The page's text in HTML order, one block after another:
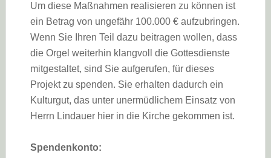
Um diese Maßnahmen realisieren zu können ist
ein Betrag von ungefähr 100.000 € aufzubringen.
Wenn Sie Ihren Teil dazu beitragen wollen, dass
die Orgel weiterhin klangvoll die Gottesdienste
mitgestaltet, sind Sie aufgerufen, für dieses
Projekt zu spenden. Sie erhalten dadurch ein
Kulturgut, das unter unermüdlichem Einsatz von
Herrn Lindauer hier in die Kirche gekommen ist.
Spendenkonto: